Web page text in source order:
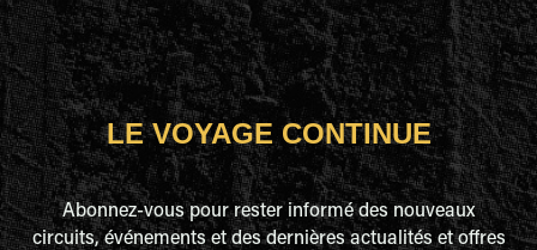
LE VOYAGE CONTINUE
Abonnez-vous pour rester informé des nouveaux
circuits, événements et des dernières actualités et offres